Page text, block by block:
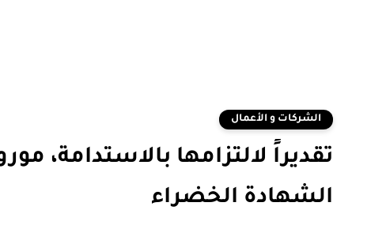
الشركات و الأعمال
تقديراً لالتزامها بالاستدامة،
الشهادة الخضراء